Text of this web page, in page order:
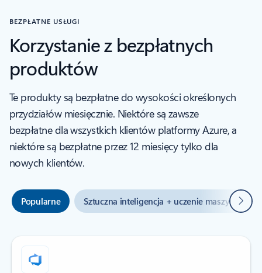
BEZPŁATNE USŁUGI
Korzystanie z bezpłatnych
produktów
Te produkty są bezpłatne do wysokości określonych
przydziałów miesięcznie. Niektóre są zawsze
bezpłatne dla wszystkich klientów platformy Azure, a
niektóre są bezpłatne przez 12 miesięcy tylko dla
nowych klientów.
Popularne Sztuczna inteligencja + uczenie maszynoweDalej